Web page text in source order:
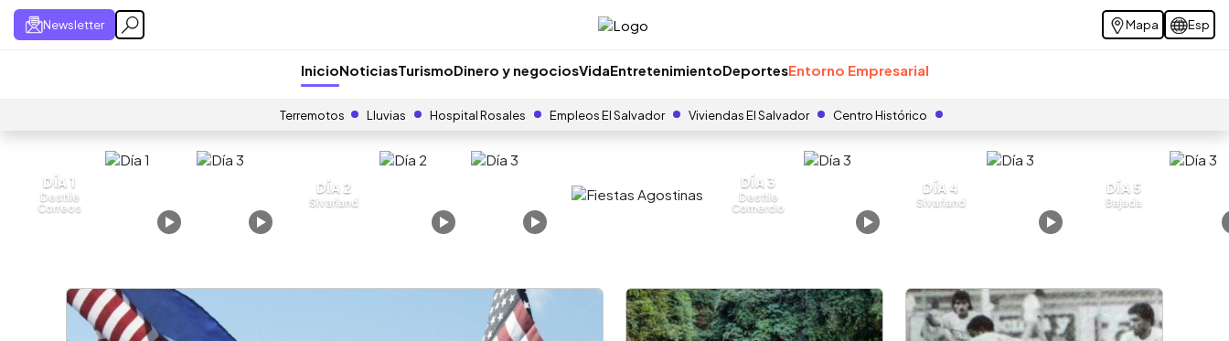
Newsletter Mapa Esp
InicioNoticiasTurismoDinero y negociosVidaEntretenimientoDeportesEntorno Empresarial
Terremotos Lluvias Hospital Rosales Empleos El Salvador Viviendas El Salvador Centro Histórico
DÍA 1
Desfile
Correos
DÍA 2
Sivarland
DÍA 3
Desfile
Comercio
DÍA 4
Sivarland
DÍA 5
Bajada